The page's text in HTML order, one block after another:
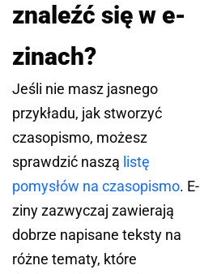
znaleźć się w e-
zinach?
Jeśli nie masz jasnego
przykładu, jak stworzyć
czasopismo, możesz
sprawdzić naszą listę
pomysłów na czasopismo. E-
ziny zazwyczaj zawierają
dobrze napisane teksty na
różne tematy, które